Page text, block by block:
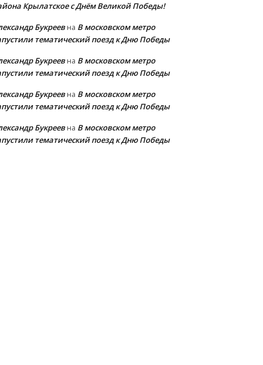
Крылатское с Днём Великой Победы!
Букреевна В московском метро
тематический поезд к Дню Победы
Букреевна В московском метро
тематический поезд к Дню Победы
Букреевна В московском метро
тематический поезд к Дню Победы
Букреевна В московском метро
тематический поезд к Дню Победы